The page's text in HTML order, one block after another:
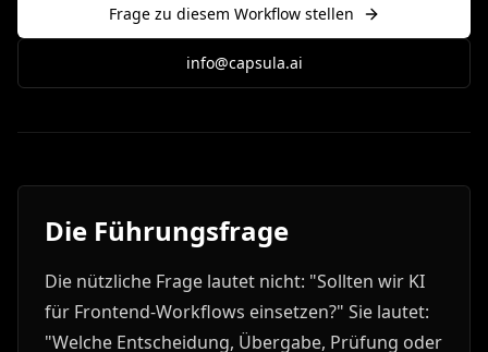
Frage zu diesem Workflow stellen
info@capsula.ai
Die Führungsfrage
Die nützliche Frage lautet nicht: "Sollten wir KI
für Frontend-Workflows einsetzen?" Sie lautet:
"Welche Entscheidung, Übergabe, Prüfung oder